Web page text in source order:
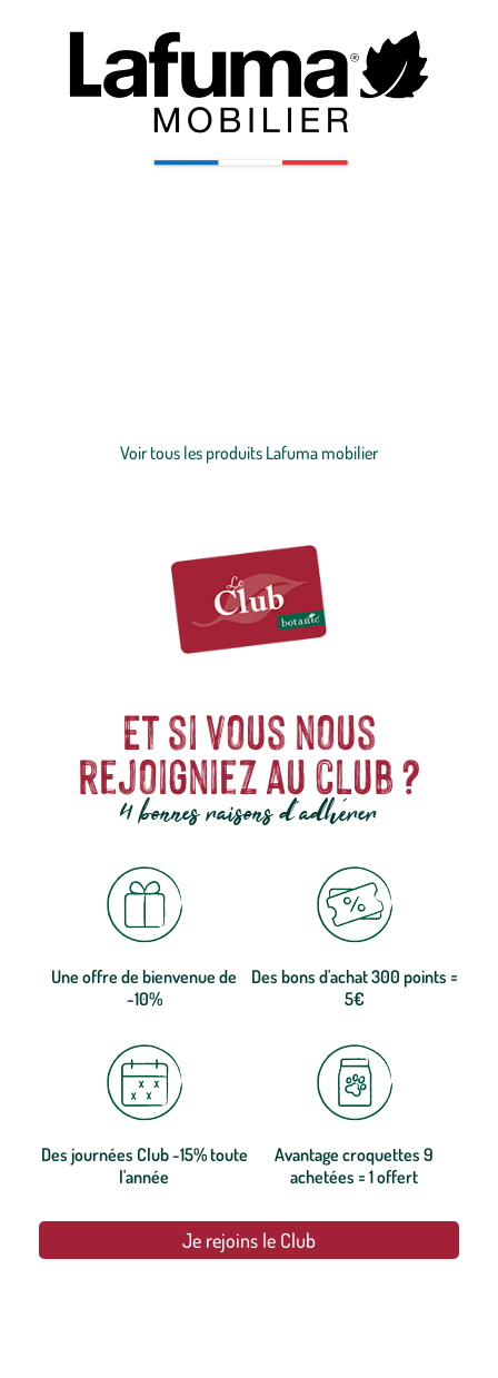
s’inscrivant dans une démarche éco-responsable. Découvrez
Voir tous les produits Lafuma mobilier
Et si vous nous
rejoigniez au club ?
4 bonnes raisons d'adhérer
Une offre de bienvenue de
-10%
Des bons d'achat 300 points =
5€
Des journées Club -15% toute
l'année
Avantage croquettes 9
achetées = 1 offert
Je rejoins le Club